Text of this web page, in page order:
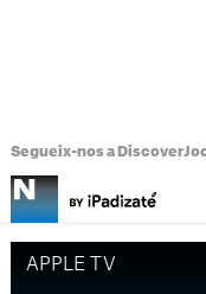
Segueix-nos a Discover
APPLE TV